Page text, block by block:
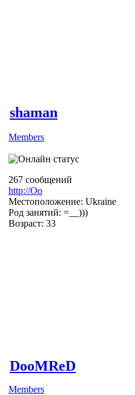
shaman
Members
267 сообщений
http://Оо
Местоположение: Ukraine
Род занятий: =__)))
Возраст: 33
DooMReD
Members